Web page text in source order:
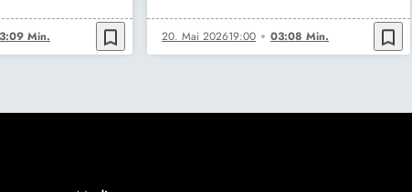
Min. bookmark_border 20. Mai 202619:00 03:08 Min. bookmark_border